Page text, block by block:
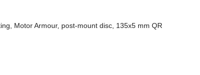
Motor Armour, post-mount disc, 135x5 mm QR